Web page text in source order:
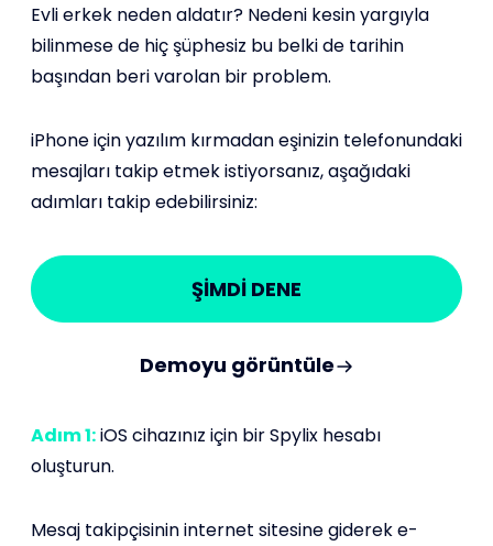
Evli erkek neden aldatır? Nedeni kesin yargıyla
bilinmese de hiç şüphesiz bu belki de tarihin
başından beri varolan bir problem.
iPhone için yazılım kırmadan eşinizin telefonundaki
mesajları takip etmek istiyorsanız, aşağıdaki
adımları takip edebilirsiniz:
ŞİMDİ DENE
Demoyu görüntüle
Adım 1:iOS cihazınız için bir Spylix hesabı
oluşturun.
Mesaj takipçisinin internet sitesine giderek e-